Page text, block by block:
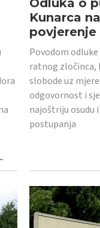
Kunarca
povjerenje
Povodom odluke
ratnog zločinca,
slobode uz
odgovornost i
najoštriju osudu
postupanja